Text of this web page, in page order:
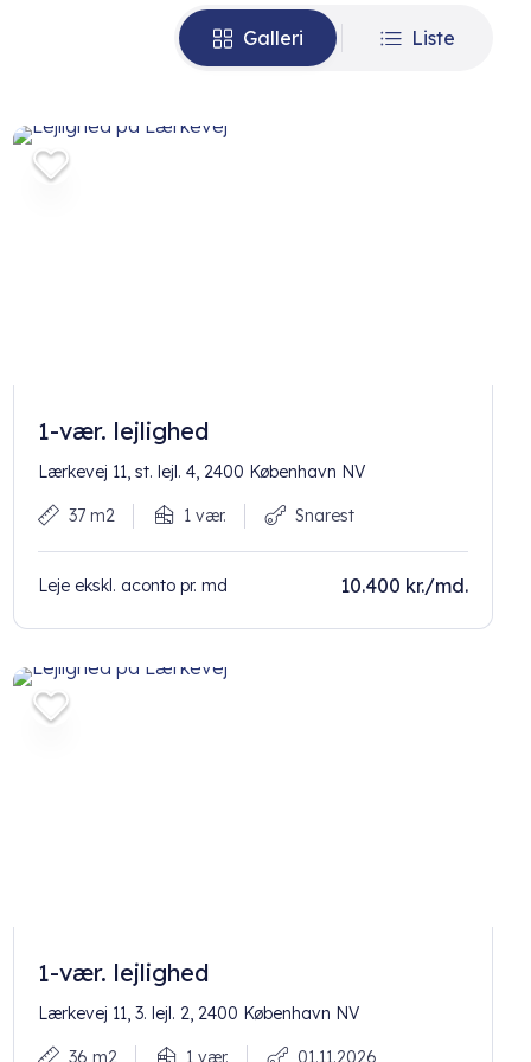
Galleri Liste
1-vær. lejlighed
Lærkevej 11, st. lejl. 4, 2400 København NV
37 m2 1 vær. Snarest
Leje ekskl. aconto pr. md 10.400 kr./md.
1-vær. lejlighed
Lærkevej 11, 3. lejl. 2, 2400 København NV
36 m2 1 vær. 01.11.2026